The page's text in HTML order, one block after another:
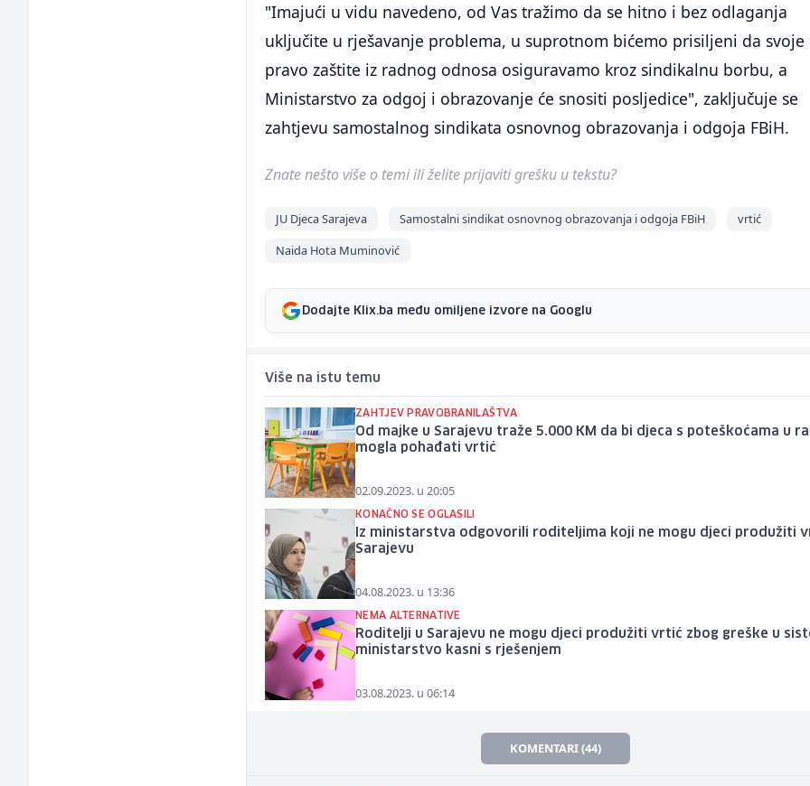
"Imajući u vidu navedeno, od Vas tražimo da se hitno i bez odlaganja
uključite u rješavanje problema, u suprotnom bićemo prisiljeni da svoje
pravo zaštite iz radnog odnosa osiguravamo kroz sindikalnu borbu, a
Ministarstvo za odgoj i obrazovanje će snositi posljedice", zaključuje se
zahtjevu samostalnog sindikata osnovnog obrazovanja i odgoja FBiH.
Znate nešto više o temi ili želite prijaviti grešku u tekstu?
JU Djeca Sarajeva Samostalni sindikat osnovnog obrazovanja i odgoja FBiH
vrtić
Naida Hota Muminović
Dodajte Klix.ba među omiljene izvore na Googlu
Više na istu temu
ZAHTJEV PRAVOBRANILAŠTVA
Od majke u Sarajevu traže 5.000 KM da bi djeca s poteškoćama u
mogla pohađati vrtić
02.09.2023. u 20:05
KONAČNO SE OGLASILI
Iz ministarstva odgovorili roditeljima koji ne mogu djeci produžiti
Sarajevu
04.08.2023. u 13:36
NEMA ALTERNATIVE
Roditelji u Sarajevu ne mogu djeci produžiti vrtić zbog greške u
ministarstvo kasni s rješenjem
03.08.2023. u 06:14
KOMENTARI (44)